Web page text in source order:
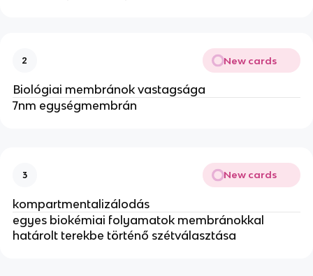
2 New cards
Biológiai membránok vastagsága
7nm egységmembrán
3 New cards
kompartmentalizálodás
egyes biokémiai folyamatok membránokkal
határolt terekbe történő szétválasztása